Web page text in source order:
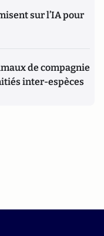
sur l’IA pour
de compagnie
inter-espèces